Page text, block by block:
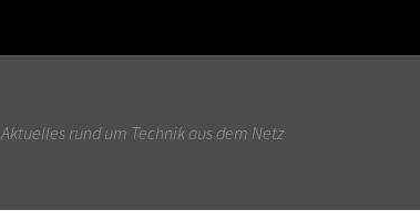
Aktuelles rund um Technik aus dem Netz